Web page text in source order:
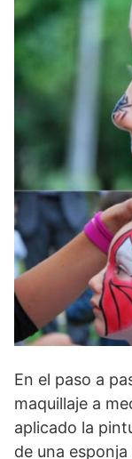
En el paso a
maquillaje a
aplicado la
de una